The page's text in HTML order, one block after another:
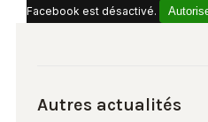
Facebook est désactivé.
Autres actualités